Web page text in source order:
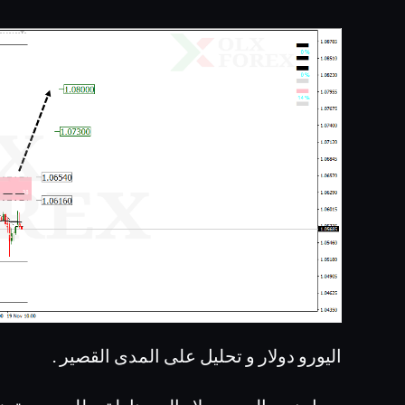
اليورو دولار و تحليل على المدى القصير .